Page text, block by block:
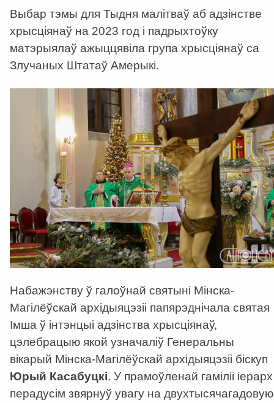
Выбар тэмы для Тыдня малітваў аб адзінстве
хрысціянаў на 2023 год і падрыхтоўку
матэрыялаў ажыццявіла група хрысціянаў са
Злучаных Штатаў Амерыкі.
Набажэнству ў галоўнай святыні Мінска-
Магілёўскай архідыяцэзіі папярэднічала святая
Імша ў інтэнцыі адзінства хрысціянаў,
цэлебрацыю якой узначаліў Генеральны
вікарый Мінска-Магілёўскай архідыяцэзіі біскуп
Юрый Касабуцкі. У прамоўленай гаміліі іерарх
перадусім звярнуў увагу на двухтысячагадовую